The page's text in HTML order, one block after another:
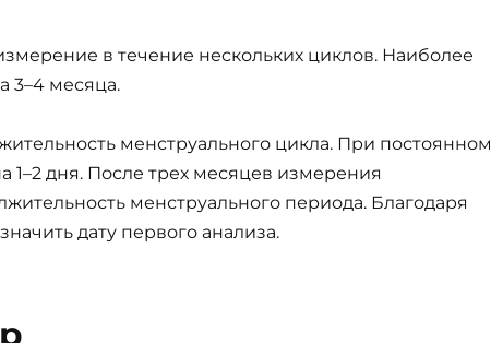
в течение нескольких циклов. Наиболее
3–4 месяца.
менструального цикла. При постоянном
1–2 дня. После трех месяцев измерения
менструального периода. Благодаря
дату первого анализа.